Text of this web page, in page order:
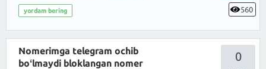
560
yordam bering
0
Nomerimga telegram ochib
boʻlmaydi bloklangan nomer